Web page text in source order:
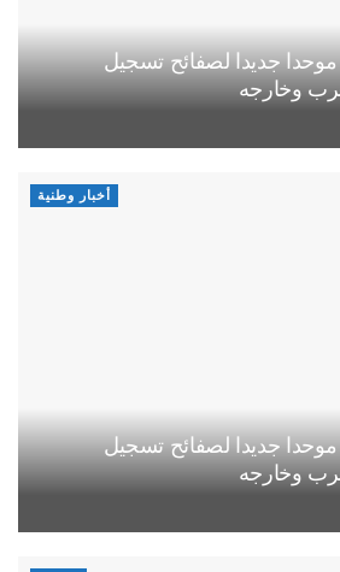
موحدا جديدا لصفائح تسجيل
وخارجه
أخبار وطنية
موحدا جديدا لصفائح تسجيل
وخارجه